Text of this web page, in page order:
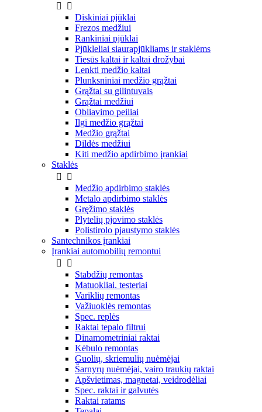


Diskiniai pjūklai
Frezos medžiui
Rankiniai pjūklai
Pjūkleliai siaurapjūkliams ir staklėms
Tiesūs kaltai ir kaltai drožybai
Lenkti medžio kaltai
Plunksniniai medžio grąžtai
Grąžtai su gilintuvais
Grąžtai medžiui
Obliavimo peiliai
Ilgi medžio grąžtai
Medžio grąžtai
Dildės medžiui
Kiti medžio apdirbimo įrankiai
Staklės


Medžio apdirbimo staklės
Metalo apdirbimo staklės
Gręžimo staklės
Plytelių pjovimo staklės
Polistirolo pjaustymo staklės
Santechnikos įrankiai
Įrankiai automobilių remontui


Stabdžių remontas
Matuokliai. testeriai
Variklių remontas
Važiuoklės remontas
Spec. replės
Raktai tepalo filtrui
Dinamometriniai raktai
Kėbulo remontas
Guolių, skriemulių nuėmėjai
Šarnyrų nuėmėjai, vairo traukių raktai
Apšvietimas, magnetai, veidrodėliai
Spec. raktai ir galvutės
Raktai ratams